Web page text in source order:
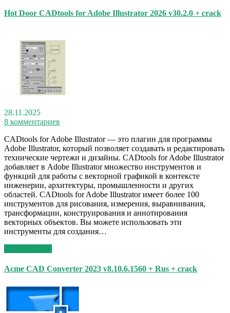
Hot Door CADtools for Adobe Illustrator 2026 v30.2.0 + crack
28.11.2025
8 комментариев
CADtools for Adobe Illustrator — это плагин для программы
Adobe Illustrator, который позволяет создавать и редактировать
технические чертежи и дизайны. CADtools for Adobe Illustrator
добавляет в Adobe Illustrator множество инструментов и
функций для работы с векторной графикой в контексте
инженерии, архитектуры, промышленности и других
областей. CADtools for Adobe Illustrator имеет более 100
инструментов для рисования, измерения, выравнивания,
трансформации, конструирования и аннотирования
векторных объектов. Вы можете использовать эти
инструменты для создания…
Acme CAD Converter 2023 v8.10.6.1560 + Rus + crack